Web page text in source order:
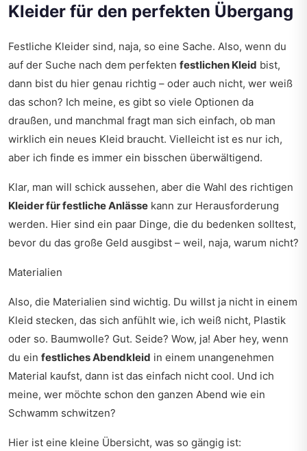
Kleider für den perfekten Übergang
Festliche Kleider sind, naja, so eine Sache. Also, wenn du
auf der Suche nach dem perfekten festlichen Kleid bist,
dann bist du hier genau richtig – oder auch nicht, wer weiß
das schon? Ich meine, es gibt so viele Optionen da
draußen, und manchmal fragt man sich einfach, ob man
wirklich ein neues Kleid braucht. Vielleicht ist es nur ich,
aber ich finde es immer ein bisschen überwältigend.
Klar, man will schick aussehen, aber die Wahl des richtigen
Kleider für festliche Anlässe kann zur Herausforderung
werden. Hier sind ein paar Dinge, die du bedenken solltest,
bevor du das große Geld ausgibst – weil, naja, warum nicht?
Materialien
Also, die Materialien sind wichtig. Du willst ja nicht in einem
Kleid stecken, das sich anfühlt wie, ich weiß nicht, Plastik
oder so. Baumwolle? Gut. Seide? Wow, ja! Aber hey, wenn
du ein festliches Abendkleid in einem unangenehmen
Material kaufst, dann ist das einfach nicht cool. Und ich
meine, wer möchte schon den ganzen Abend wie ein
Schwamm schwitzen?
Hier ist eine kleine Übersicht, was so gängig ist: